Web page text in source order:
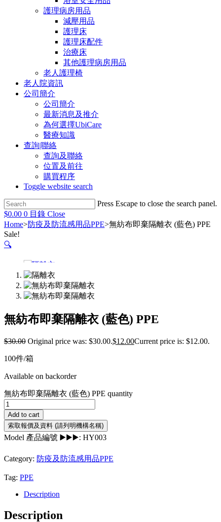
護理病房用品
減壓用品
護理床
護理床配件
治療床
其他護理病房用品
老人護理椅
老人院資訊
公司簡介
公司簡介
最新消息及推介
為何選擇UbiCare
醫療知識
查詢|聯絡
查詢及聯絡
位置及前往
購買程序
Toggle website search
Press Escape to close the search panel.
$0.00 0 目錄 Close
Home>防疫及防流感用品PPE>無紡布即棄隔離衣 (藍色) PPE
Sale!
🔍
無紡布即棄隔離衣 (藍色) PPE
$30.00 Original price was: $30.00.$12.00Current price is: $12.00.
100件/箱
Available on backorder
無紡布即棄隔離衣 (藍色) PPE quantity
Add to cart
Model 產品編號 ▶️▶️▶️: HY003
Category: 防疫及防流感用品PPE
Tag: PPE
Description
Description